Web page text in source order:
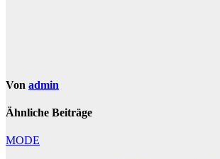
Von admin
Ähnliche Beiträge
MODE